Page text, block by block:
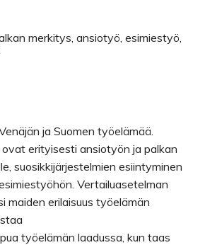
merkitys, ansiotyö, esimiestyö,
ja Suomen työelämää.
erityisesti ansiotyön ja palkan
suosikkijärjestelmien esiintyminen
Vertailuasetelman
maiden erilaisuus työelämän
työelämän laadussa, kun taas